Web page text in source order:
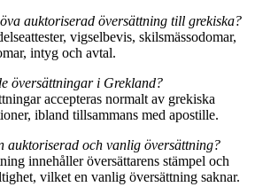
auktoriserad översättning till grekiska?
vigselbevis, skilsmässodomar,
intyg och avtal.
översättningar i Grekland?
accepteras normalt av grekiska
ibland tillsammans med apostille.
auktoriserad och vanlig översättning?
innehåller översättarens stämpel och
vilket en vanlig översättning saknar.